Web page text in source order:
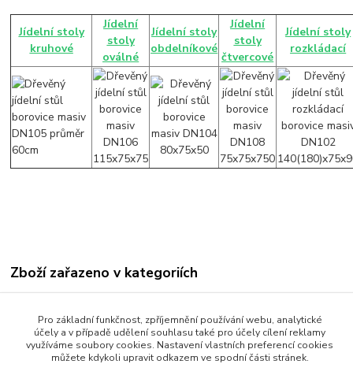
Jídelní stoly
kruhové
Jídelní
stoly
oválné
Jídelní stoly
obdelníkové
Jídelní
stoly
čtvercové
Jídelní stoly
rozkládací
Zboží zařazeno v kategoriích
Jídelní stoly obdelníkové
Pro základní funkčnost, zpříjemnění používání webu, analytické
účely a v případě udělení souhlasu také pro účely cílení reklamy
využíváme soubory cookies. Nastavení vlastních preferencí cookies
můžete kdykoli upravit odkazem ve spodní části stránek.